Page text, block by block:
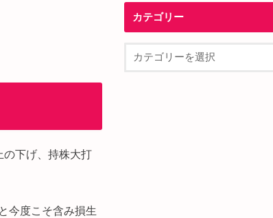
の下げ、持株大打
今度こそ含み損生
カテゴリー